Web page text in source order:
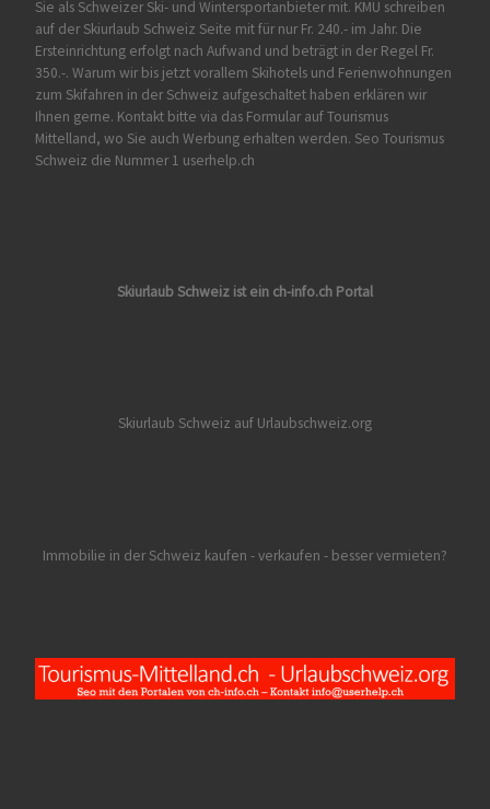
Sie als Schweizer Ski- und Wintersportanbieter mit. KMU schreiben
auf der Skiurlaub Schweiz Seite mit für nur Fr. 240.- im Jahr. Die
Ersteinrichtung erfolgt nach Aufwand und beträgt in der Regel Fr.
350.-. Warum wir bis jetzt vorallem Skihotels und Ferienwohnungen
zum Skifahren in der Schweiz aufgeschaltet haben erklären wir
Ihnen gerne. Kontakt bitte via das Formular aufTourismus
Mittelland, wo Sie auch Werbung erhalten werden. Seo Tourismus
Schweiz die Nummer 1 userhelp.ch
Skiurlaub Schweiz ist ein ch-info.ch Portal
Skiurlaub Schweiz auf Urlaubschweiz.org
Immobilie in der Schweiz kaufen - verkaufen - besser vermieten?